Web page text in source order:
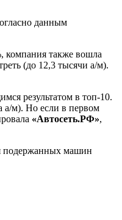
данным
компания также вошла
(до 12,3 тысячи а/м).
результатом в топ-10.
а/м). Но если в первом
«Автосеть.РФ»,
подержанных машин